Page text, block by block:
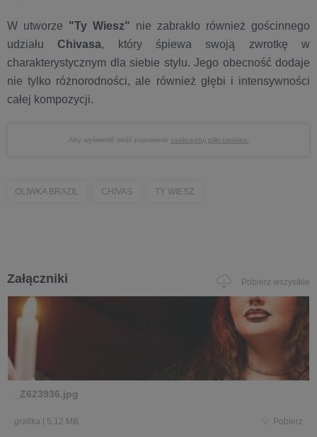
W utworze "Ty Wiesz" nie zabrakło również gościnnego
udziału Chivasa, który śpiewa swoją zwrotkę w
charakterystycznym dla siebie stylu. Jego obecność dodaje
nie tylko różnorodności, ale również głębi i intensywności
całej kompozycji.
Aby wyświetlić treść poprawnie zaakceptuj pliki cookies.
OLIWKA BRAZIL CHIVAS TY WIESZ
Załączniki Pobierz wszystkie
_Z623936.jpg
grafika 5,12 MB Pobierz